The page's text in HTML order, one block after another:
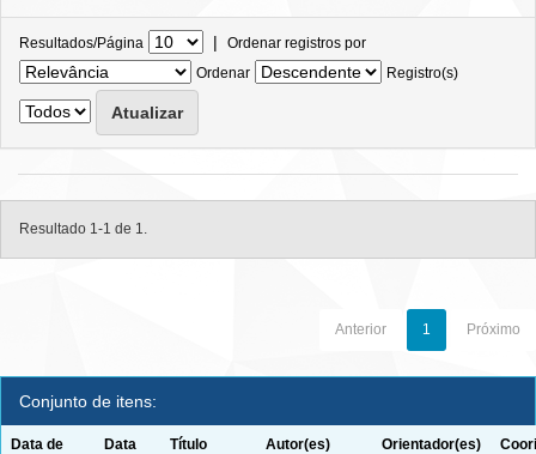
Resultados/Página | Ordenar registros por
Ordenar
Registro(s)
Resultado 1-1 de 1.
Anterior 1 Próximo
Conjunto de itens:
Data de
Data
Título Autor(es) Orientador(es)